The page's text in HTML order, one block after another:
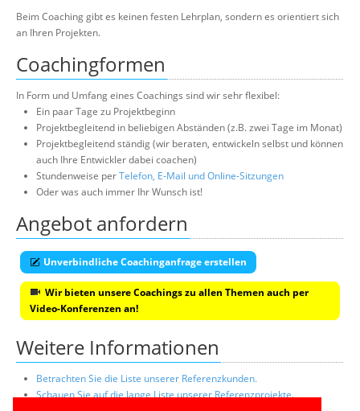
Beim Coaching gibt es keinen festen Lehrplan, sondern es orientiert sich
an Ihren Projekten.
Coachingformen
In Form und Umfang eines Coachings sind wir sehr flexibel:
Ein paar Tage zu Projektbeginn
Projektbegleitend in beliebigen Abständen (z.B. zwei Tage im Monat)
Projektbegleitend ständig (wir beraten, entwickeln selbst und können
auch Ihre Entwickler dabei coachen)
Stundenweise perTelefon, E-Mail und Online-Sitzungen
Oder was auch immer Ihr Wunsch ist!
Angebot anfordern
Unverbindliche Coachinganfrage erstellen
Wir bieten unsere Coachings zu allen Themen auch per
Video-Konferenzen an!
Weitere Informationen
Betrachten Sie die Liste unserer Referenzkunden.
Schauen Sie auf die lange Liste unserer Referenzprojekte.